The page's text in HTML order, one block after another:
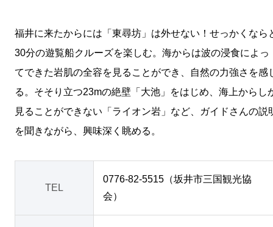
福井に来たからには「東尋坊」は外せない！せっかくなら
30分の遊覧船クルーズを楽しむ。海からは波の浸食によっ
てできた岩肌の全容を見ることができ、自然の力強さを感
る。そそり立つ23mの絶壁「大池」をはじめ、海上からし
見ることができない「ライオン岩」など、ガイドさんの説
を聞きながら、興味深く眺める。
TEL
0776-82-5515（坂井市三国観光協
会）